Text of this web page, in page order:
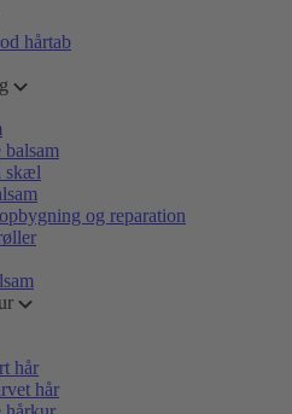
hårtab
skæl
og reparation
hår
hår